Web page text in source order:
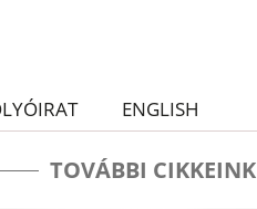
ENGLISH
TOVÁBBI CIKKEINK